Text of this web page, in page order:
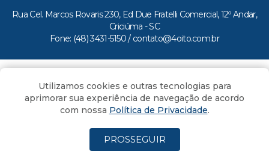
Rua Cel. Marcos Rovaris 230, Ed Due Fratelli Comercial, 12º Andar,
Criciúma - SC
Fone: (48) 3431-5150 / contato@4oito.com.br
Todos os direitos reservados ao Portal 4oito
Utilizamos cookies e outras tecnologias para
aprimorar sua experiência de navegação de acordo
com nossa Política de Privacidade.
PROSSEGUIR